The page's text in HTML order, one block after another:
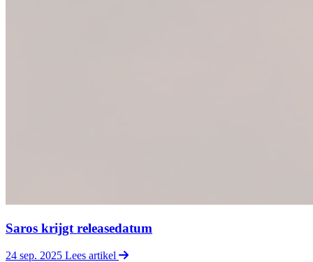
Saros krijgt releasedatum
24 sep. 2025 Lees artikel